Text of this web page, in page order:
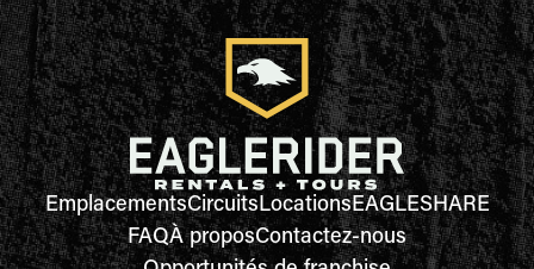
EmplacementsCircuitsLocationsEAGLESHARE
FAQÀ proposContactez-nous